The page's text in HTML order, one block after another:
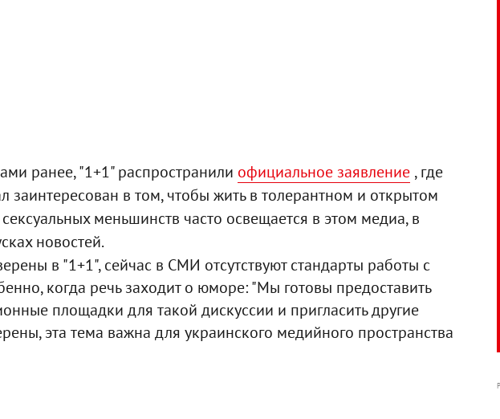
ранее, "1+1" распространили официальное заявление , где
заинтересован в том, чтобы жить в толерантном и открытом
меньшинств часто освещается в этом медиа, в
новостей.
в "1+1", сейчас в СМИ отсутствуют стандарты работы с
когда речь заходит о юморе: "Мы готовы предоставить
площадки для такой дискуссии и пригласить другие
эта тема важна для украинского медийного пространства